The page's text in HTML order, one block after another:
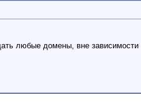
любые домены, вне зависимости